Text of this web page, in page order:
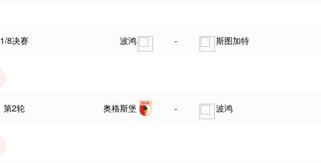
1/8决赛 波鸿 - 斯图加特
第2轮 奥格斯堡 - 波鸿